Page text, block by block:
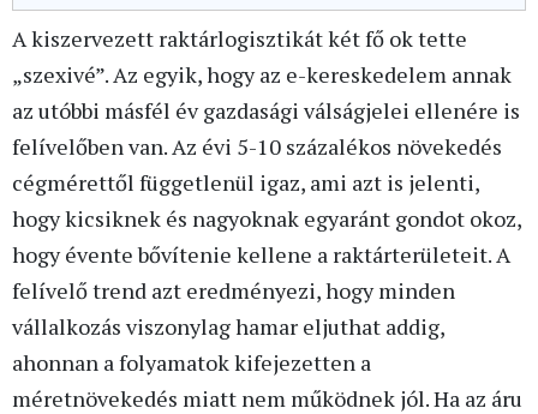
A kiszervezett raktárlogisztikát két fő ok tette
„szexivé”. Az egyik, hogy az e-kereskedelem annak
az utóbbi másfél év gazdasági válságjelei ellenére is
felívelőben van. Az évi 5-10 százalékos növekedés
cégmérettől függetlenül igaz, ami azt is jelenti,
hogy kicsiknek és nagyoknak egyaránt gondot okoz,
hogy évente bővítenie kellene a raktárterületeit. A
felívelő trend azt eredményezi, hogy minden
vállalkozás viszonylag hamar eljuthat addig,
ahonnan a folyamatok kifejezetten a
méretnövekedés miatt nem működnek jól. Ha az áru